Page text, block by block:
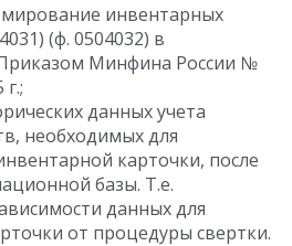
инвентарных
(ф. 0504032) в
Минфина России №
данных учета
необходимых для
карточки, после
базы. Т.е.
данных для
от процедуры свертки.